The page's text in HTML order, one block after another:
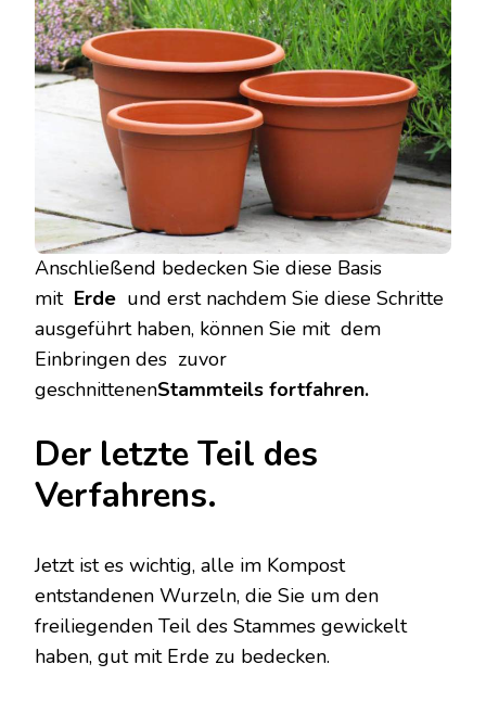
Anschließend bedecken Sie diese Basis
mit Erde und erst nachdem Sie diese Schritte
ausgeführt haben, können Sie mit dem
Einbringen des zuvor
geschnittenenStammteils fortfahren.
Der letzte Teil des
Verfahrens.
Jetzt ist es wichtig, alle im Kompost
entstandenen Wurzeln, die Sie um den
freiliegenden Teil des Stammes gewickelt
haben, gut mit Erde zu bedecken.